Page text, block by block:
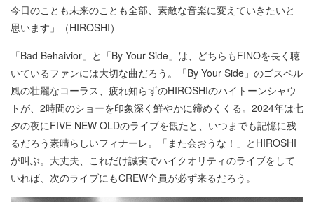
今日のことも未来のことも全部、素敵な音楽に変えていきたいと
思います」（HIROSHI）
「Bad Behaivior」と「By Your Side」は、どちらもFINOを長く聴
いているファンには大切な曲だろう。「By Your Side」のゴスペル
風の壮麗なコーラス、疲れ知らずのHIROSHIのハイトーンシャウ
トが、2時間のショーを印象深く鮮やかに締めくくる。2024年は七
夕の夜にFIVE NEW OLDのライブを観たと、いつまでも記憶に残
るだろう素晴らしいフィナーレ。「また会おうな！」とHIROSHI
が叫ぶ。大丈夫、これだけ誠実でハイクオリティのライブをして
いれば、次のライブにもCREW全員が必ず来るだろう。